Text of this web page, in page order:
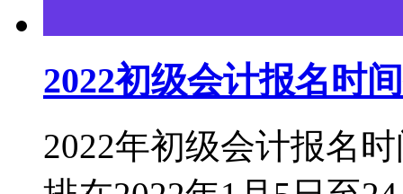
2022初级会计报名时
2022年初级会计报名